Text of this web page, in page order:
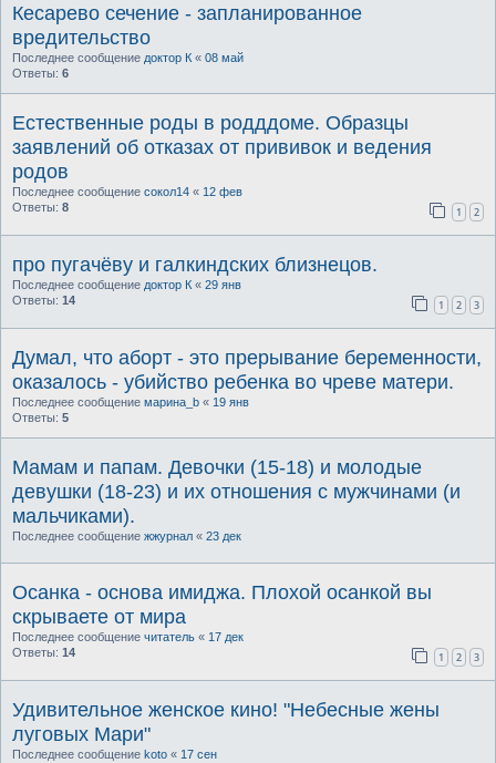
Кесарево сечение - запланированное
вредительство
Последнее сообщение доктор К « 08 май
Ответы: 6
Естественные роды в родддоме. Образцы
заявлений об отказах от прививок и ведения
родов
Последнее сообщение сокол14 « 12 фев
Ответы: 8 1 2
про пугачёву и галкиндских близнецов.
Последнее сообщение доктор К « 29 янв
Ответы: 14 1 2 3
Думал, что аборт - это прерывание беременности,
оказалось - убийство ребенка во чреве матери.
Последнее сообщение марина_b « 19 янв
Ответы: 5
Мамам и папам. Девочки (15-18) и молодые
девушки (18-23) и их отношения с мужчинами (и
мальчиками).
Последнее сообщение жжурнал « 23 дек
Осанка - основа имиджа. Плохой осанкой вы
скрываете от мира
Последнее сообщение читатель « 17 дек
Ответы: 14 1 2 3
Удивительное женское кино! "Небесные жены
луговых Мари"
Последнее сообщение koto « 17 сен